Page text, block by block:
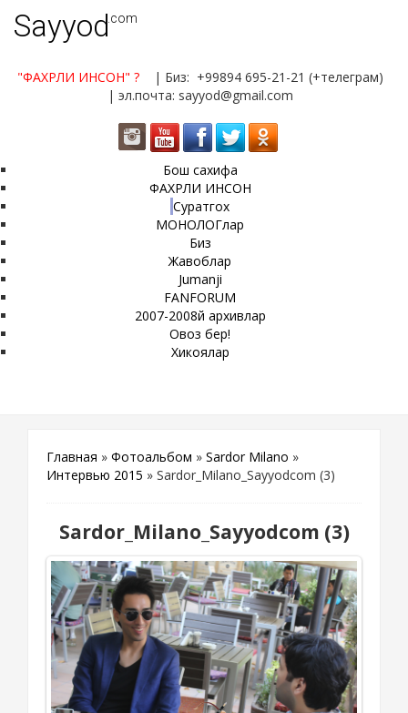
Sayyod.com
"ФАХРЛИ ИНСОН" ?
| Биз: +99894 695-21-21 (+телеграм)
| эл.почта: sayyod@gmail.com
Бош сахифа
ФАХРЛИ ИНСОН
Суратгох
МОНОЛОГлар
Биз
Жавоблар
Jumanji
FANFORUM
2007-2008й архивлар
Овоз бер!
Хикоялар
Главная » Фотоальбом » Sardor Milano »
Интервью 2015 » Sardor_Milano_Sayyodcom (3)
Sardor_Milano_Sayyodcom (3)